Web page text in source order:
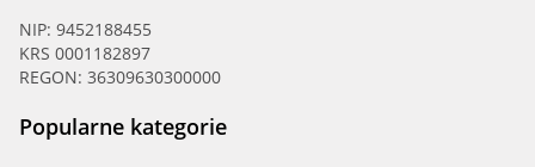
NIP: 9452188455
KRS 0001182897
REGON: 36309630300000
Popularne kategorie